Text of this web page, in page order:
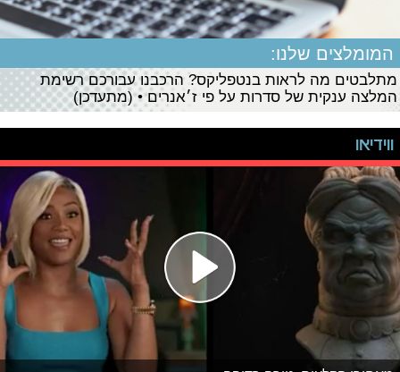
המומלצים שלנו:
מתלבטים מה לראות בנטפליקס? הרכבנו עבורכם רשימת
המלצה ענקית של סדרות על פי ז׳אנרים • (מתעדכן)
ווידיאו